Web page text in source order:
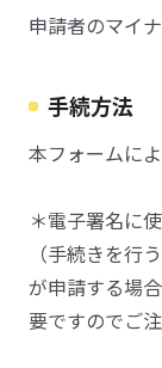
申請者のマイ
手続方法
本フォームに
＊電子署名に
（手続きを行
が申請する場
要ですのでご